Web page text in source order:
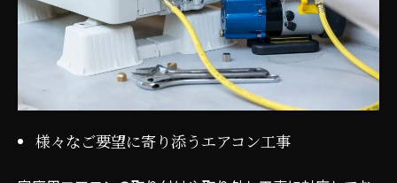
様々なご要望に寄り添うエアコン工事